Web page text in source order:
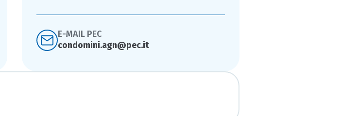
E-MAIL PEC
condomini.agn@pec.it